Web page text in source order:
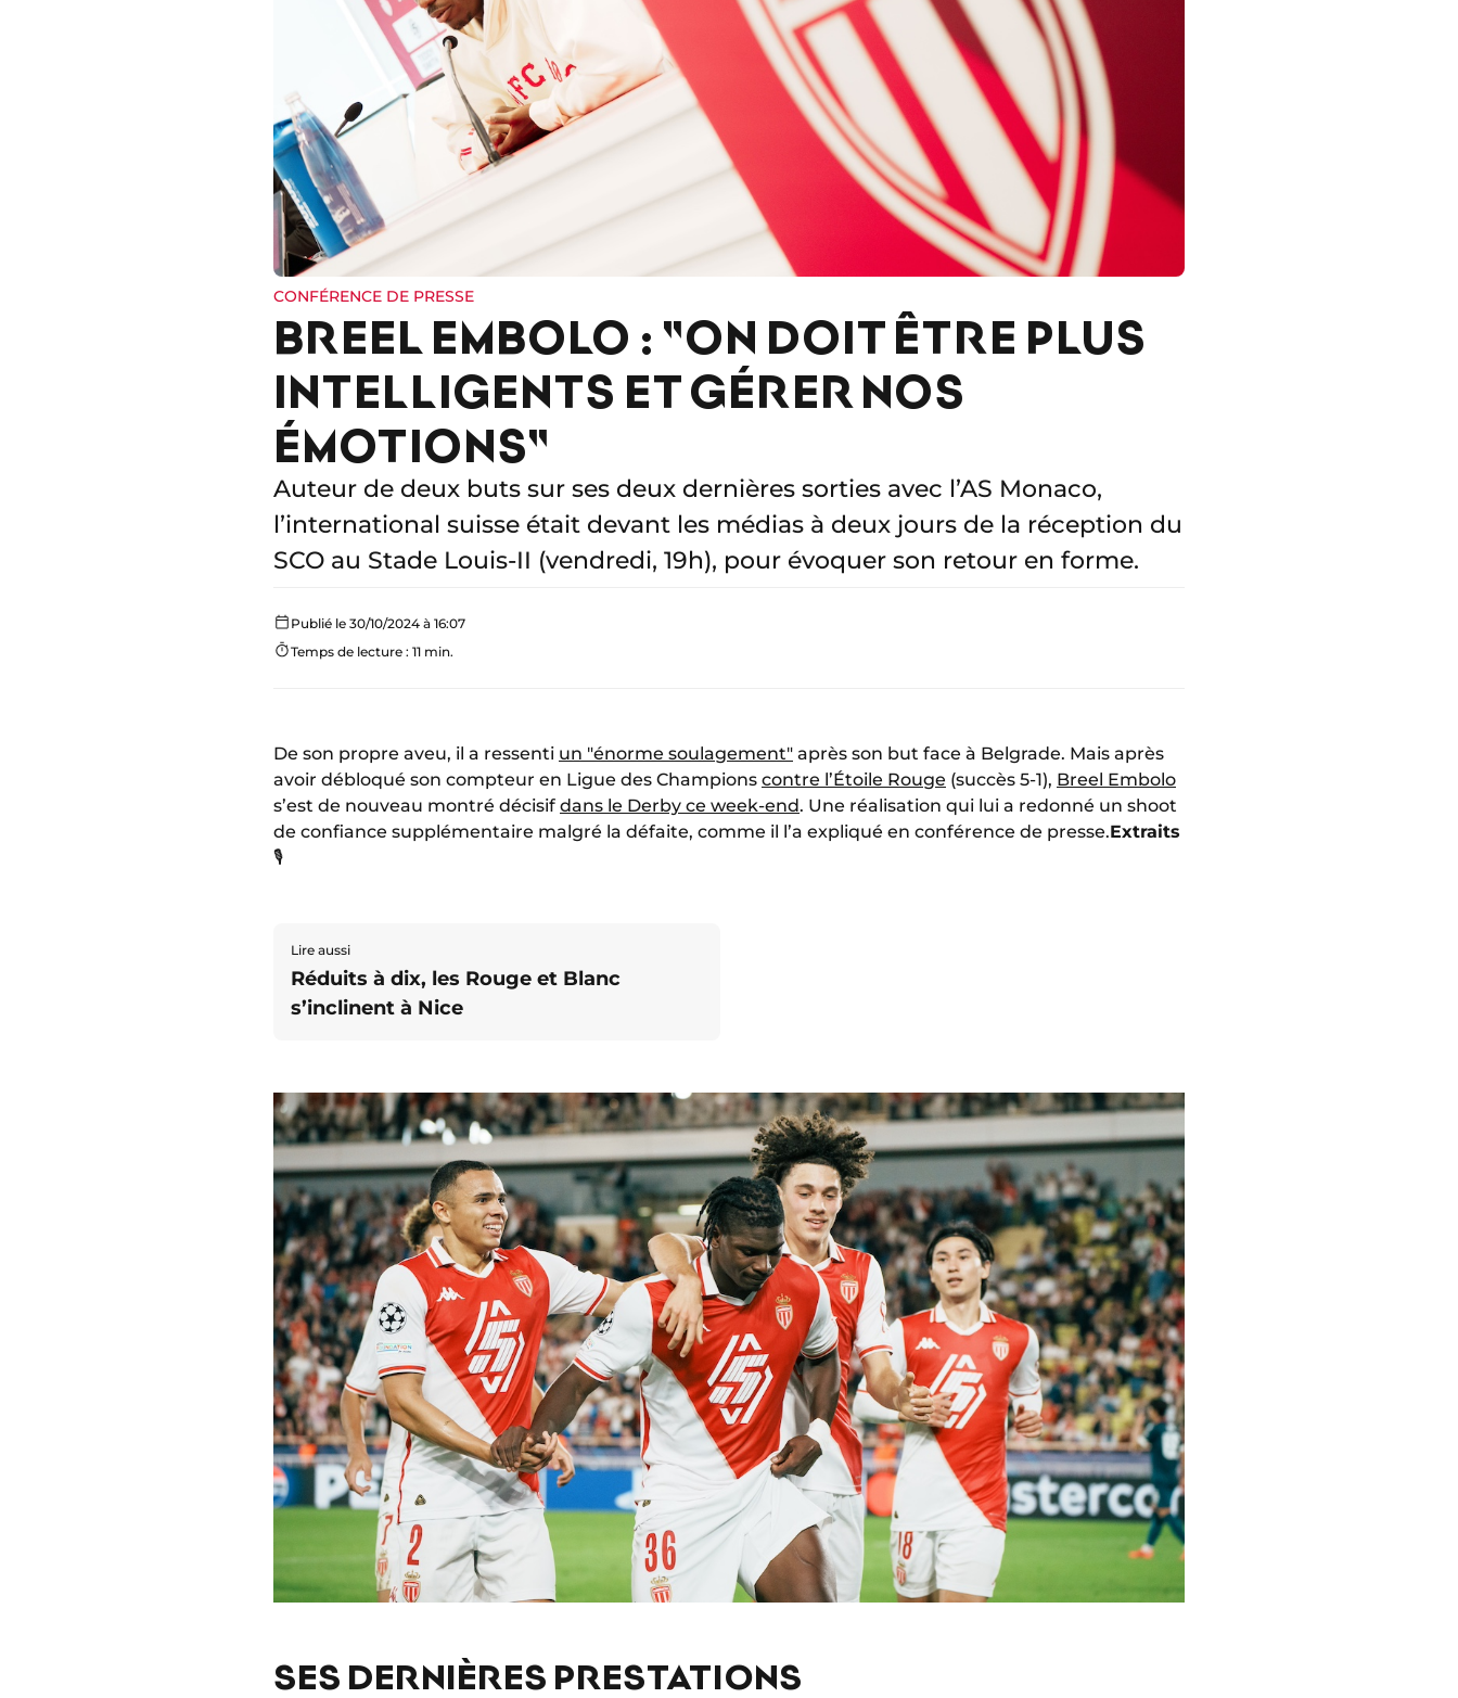
CONFÉRENCE DE PRESSE
BREEL EMBOLO : "ON DOIT ÊTRE PLUS
INTELLIGENTS ET GÉRER NOS
ÉMOTIONS"
Auteur de deux buts sur ses deux dernières sorties avec l’AS Monaco,
l’international suisse était devant les médias à deux jours de la réception du
SCO au Stade Louis-II (vendredi, 19h), pour évoquer son retour en forme.
Publié le 30/10/2024 à 16:07
Temps de lecture : 11 min.
De son propre aveu, il a ressenti un "énorme soulagement" après son but face à Belgrade. Mais après
avoir débloqué son compteur en Ligue des Champions contre l’Étoile Rouge (succès 5-1), Breel Embolo
s’est de nouveau montré décisif dans le Derby ce week-end. Une réalisation qui lui a redonné un shoot
de confiance supplémentaire malgré la défaite, comme il l’a expliqué en conférence de presse.Extraits
🎙️
Lire aussi
Réduits à dix, les Rouge et Blanc
s’inclinent à Nice
SES DERNIÈRES PRESTATIONS